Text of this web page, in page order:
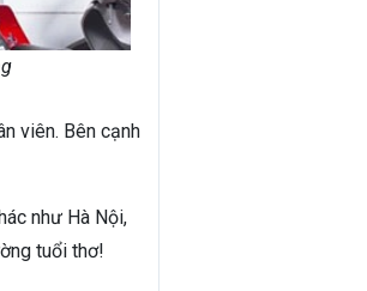
viên. Bên cạnh
như Hà Nội,
tuổi thơ!